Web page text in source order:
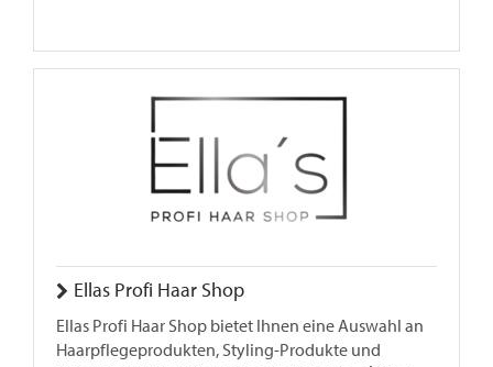
Ellas Profi Haar Shop
Ellas Profi Haar Shop bietet Ihnen eine Auswahl an
Haarpflegeprodukten, Styling-Produkte und